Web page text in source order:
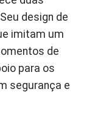
design de
imitam um
de
para os
segurança e